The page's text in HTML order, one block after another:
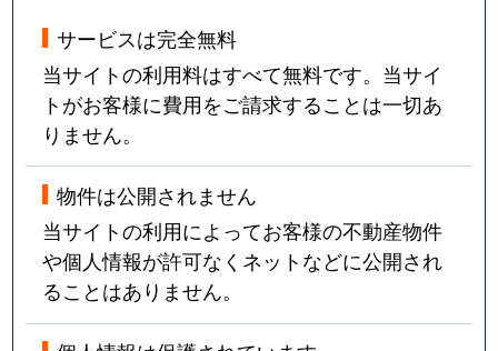
サービスは完全無料
当サイトの利用料はすべて無料です。当サイ
トがお客様に費用をご請求することは一切あ
りません。
物件は公開されません
当サイトの利用によってお客様の不動産物件
や個人情報が許可なくネットなどに公開され
ることはありません。